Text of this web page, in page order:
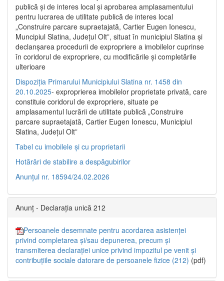
publică şi de interes local şi aprobarea amplasamentului
pentru lucrarea de utilitate publică de interes local
„Construire parcare supraetajată, Cartier Eugen Ionescu,
Muncipiul Slatina, Judeţul Olt”, situat în municipiul Slatina şi
declanşarea procedurii de expropriere a imobilelor cuprinse
în coridorul de expropriere, cu modificările şi completările
ulterioare
Dispoziția Primarului Municipiului Slatina nr. 1458 din
20.10.2025- exproprierea imobilelor proprietate privată, care
constituie coridorul de expropriere, situate pe
amplasamentul lucrării de utilitate publică „Construire
parcare supraetajată, Cartier Eugen Ionescu, Municipiul
Slatina, Județul Olt”
Tabel cu imobilele și cu proprietarii
Hotărâri de stabilire a despăgubirilor
Anunțul nr. 18594/24.02.2026
Anunț - Declarația unică 212
Persoanele desemnate pentru acordarea asistenței
privind completarea și/sau depunerea, precum și
transmiterea declarației unice privind impozitul pe venit și
contribuțiile sociale datorare de persoanele fizice (212) (pdf)